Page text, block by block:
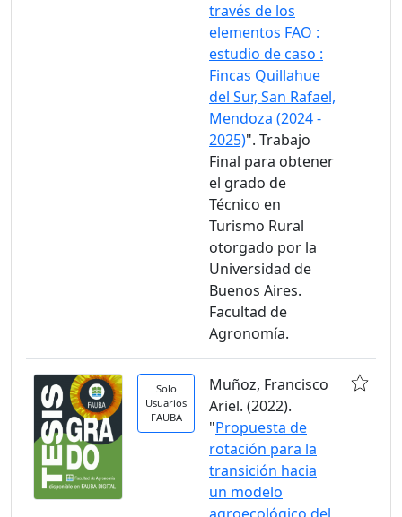
través de los
elementos FAO :
estudio de caso :
Fincas Quillahue
del Sur, San Rafael,
Mendoza (2024 -
2025)". Trabajo
Final para obtener
el grado de
Técnico en
Turismo Rural
otorgado por la
Universidad de
Buenos Aires.
Facultad de
Agronomía.
Solo
Usuarios
FAUBA
Muñoz, Francisco
Ariel. (2022).
"Propuesta de
rotación para la
transición hacia
un modelo